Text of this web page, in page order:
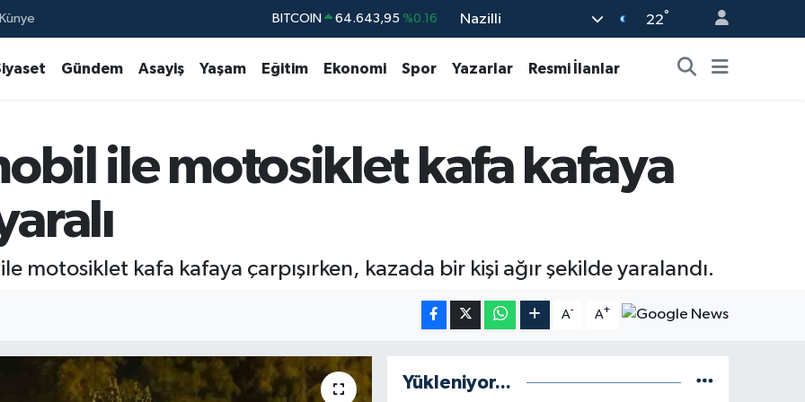
DOLAR 47,6704 %0
BİST100 13.799 %70
BITCOIN 64.643,95 %0.16
Nazilli 22°
Gündem Asayiş Yaşam Eğitim Ekonomi Spor Yazarlar Resmi İlanlar
ile motosiklet kafa kafaya
motosiklet kafa kafaya çarpışırken, kazada bir kişi ağır şekilde yaralandı.
A- A+
Yükleniyor...